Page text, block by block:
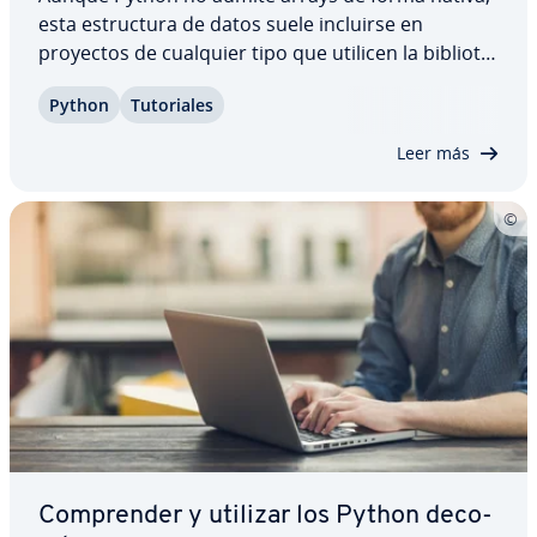
esta es­tru­c­tu­ra de datos suele incluirse en
proyectos de cualquier tipo que utilicen la bi­blio­te­
de un array, Python ofrece varias funciones. A co­n­
Python Tu­to­ria­les
Leer más
Co­m­pre­n­der y utilizar los Python de­co­